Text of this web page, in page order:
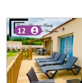
12